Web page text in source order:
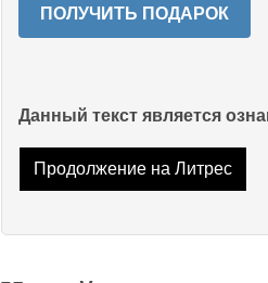
ПОЛУЧИТЬ ПОДАРОК
Данный текст является
Продолжение на Литрес